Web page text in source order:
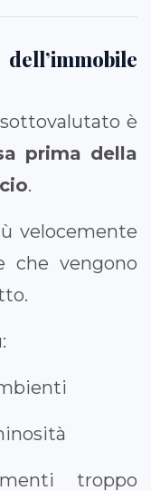
è
prima della
.
velocemente
che vengono
troppo